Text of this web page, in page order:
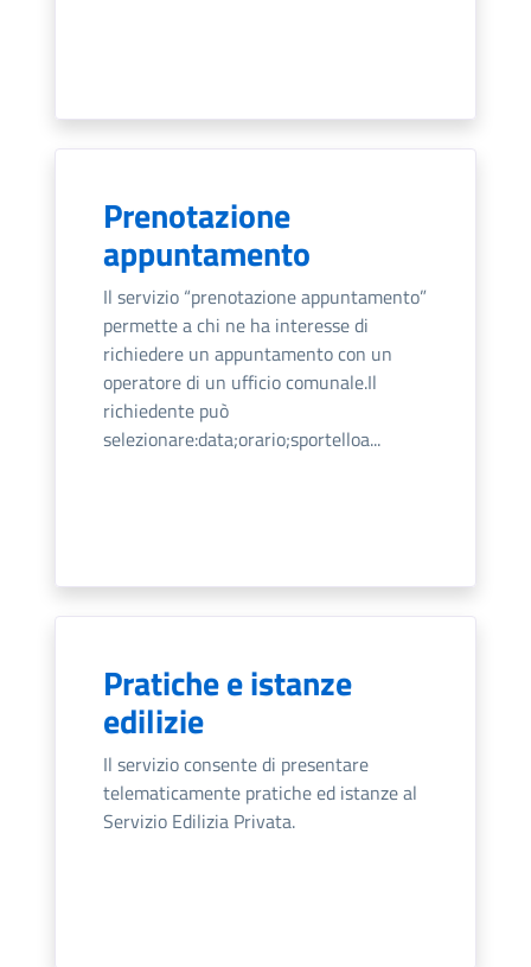
Prenotazione
appuntamento
Il servizio “prenotazione appuntamento”
permette a chi ne ha interesse di
richiedere un appuntamento con un
operatore di un ufficio comunale.Il
richiedente può
selezionare:data;orario;sportelloa...
Pratiche e istanze
edilizie
Il servizio consente di presentare
telematicamente pratiche ed istanze al
Servizio Edilizia Privata.